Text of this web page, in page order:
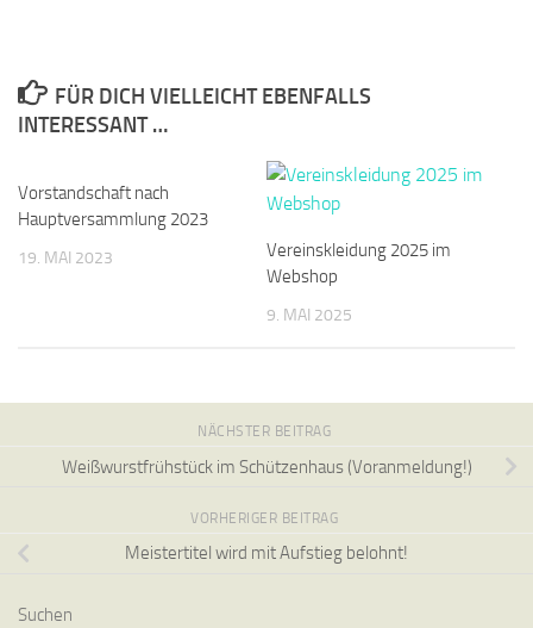
FÜR DICH VIELLEICHT EBENFALLS
INTERESSANT …
Vorstandschaft nach
Hauptversammlung 2023
19. MAI 2023
Vereinskleidung 2025 im
Webshop
9. MAI 2025
NÄCHSTER BEITRAG
Weißwurstfrühstück im Schützenhaus (Voranmeldung!)
VORHERIGER BEITRAG
Meistertitel wird mit Aufstieg belohnt!
Suchen